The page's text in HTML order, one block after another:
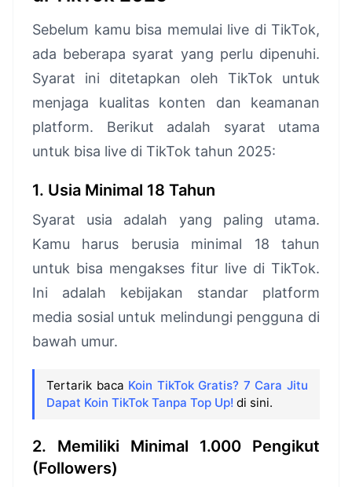
Sebelum kamu bisa memulai live di TikTok,
ada beberapa syarat yang perlu dipenuhi.
Syarat ini ditetapkan oleh TikTok untuk
menjaga kualitas konten dan keamanan
platform. Berikut adalah syarat utama
untuk bisa live di TikTok tahun 2025:
1. Usia Minimal 18 Tahun
Syarat usia adalah yang paling utama.
Kamu harus berusia minimal 18 tahun
untuk bisa mengakses fitur live di TikTok.
Ini adalah kebijakan standar platform
media sosial untuk melindungi pengguna di
bawah umur.
Tertarik baca Koin TikTok Gratis? 7 Cara Jitu
Dapat Koin TikTok Tanpa Top Up! di sini.
2. Memiliki Minimal 1.000 Pengikut
(Followers)